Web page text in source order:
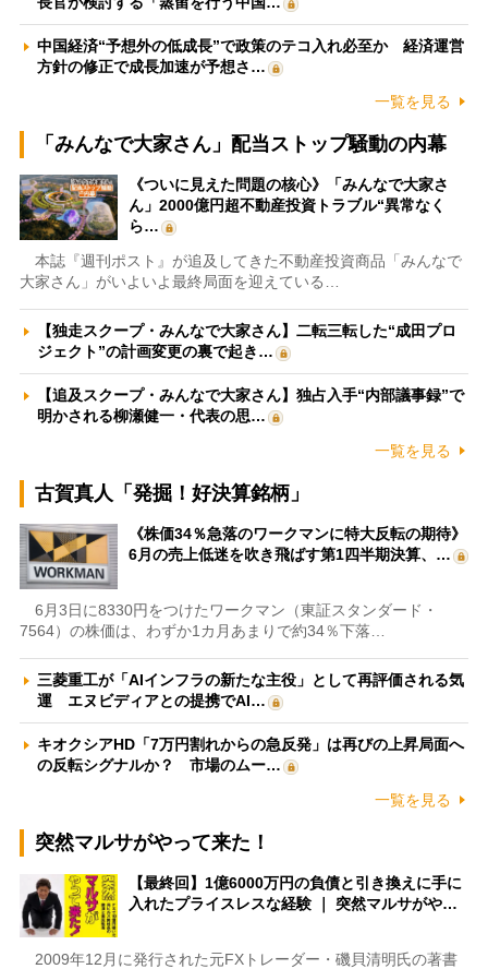
中国経済“予想外の低成長”で政策のテコ入れ必至か 経済運営
方針の修正で成長加速が予想さ…
一覧を見る
「みんなで大家さん」配当ストップ騒動の内幕
《ついに見えた問題の核心》「みんなで大家さ
ん」2000億円超不動産投資トラブル“異常なく
ら…
本誌『週刊ポスト』が追及してきた不動産投資商品「みんなで
大家さん」がいよいよ最終局面を迎えている…
【独走スクープ・みんなで大家さん】二転三転した“成田プロ
ジェクト”の計画変更の裏で起き…
【追及スクープ・みんなで大家さん】独占入手“内部議事録”で
明かされる柳瀬健一・代表の思…
一覧を見る
古賀真人「発掘！好決算銘柄」
《株価34％急落のワークマンに特大反転の期待》
6月の売上低迷を吹き飛ばす第1四半期決算、…
6月3日に8330円をつけたワークマン（東証スタンダード・
7564）の株価は、わずか1カ月あまりで約34％下落…
三菱重工が「AIインフラの新たな主役」として再評価される気
運 エヌビディアとの提携でAI…
キオクシアHD「7万円割れからの急反発」は再びの上昇局面へ
の反転シグナルか？ 市場のムー…
一覧を見る
突然マルサがやって来た！
【最終回】1億6000万円の負債と引き換えに手に
入れたプライスレスな経験 ｜ 突然マルサがや…
2009年12月に発行された元FXトレーダー・磯貝清明氏の著書